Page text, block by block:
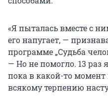
«Я пыталась вместе с
его напугает, —
программе „Судьба
— Но не помогло. 13 раз
пока в какой-то момент
всякому терпению